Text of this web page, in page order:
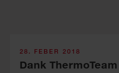
28. FEBER 2018
Dank